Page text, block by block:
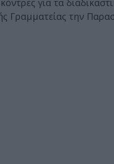
για τα
Γραμματείας την